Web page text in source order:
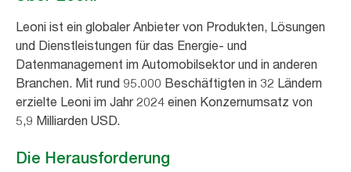
Leoni ist ein globaler Anbieter von Produkten, Lösungen
und Dienstleistungen für das Energie- und
Datenmanagement im Automobilsektor und in anderen
Branchen. Mit rund 95.000 Beschäftigten in 32 Ländern
erzielte Leoni im Jahr 2024 einen Konzernumsatz von
5,9 Milliarden USD.
Die Herausforderung